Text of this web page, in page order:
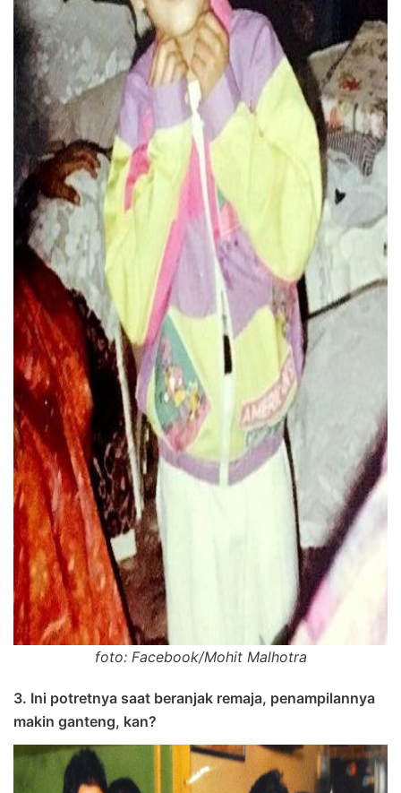
foto: Facebook/Mohit Malhotra
3. Ini potretnya saat beranjak remaja, penampilannya
makin ganteng, kan?